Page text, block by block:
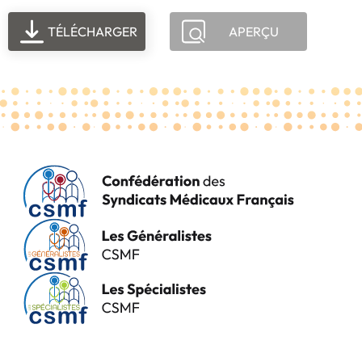
TÉLÉCHARGER APERÇU